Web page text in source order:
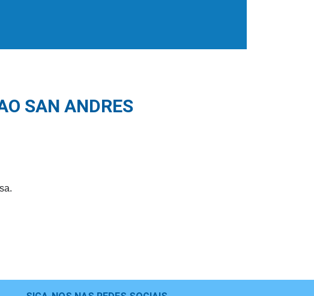
SAN ANDRES